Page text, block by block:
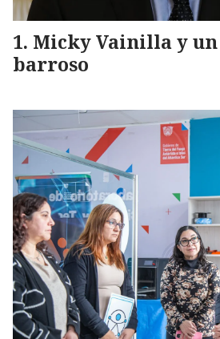
Micky Vainilla y
barroso